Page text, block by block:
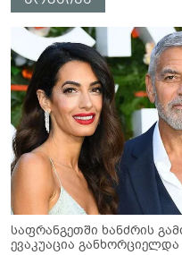
საფრანგეთში ხანძრის
ევაკუაცია